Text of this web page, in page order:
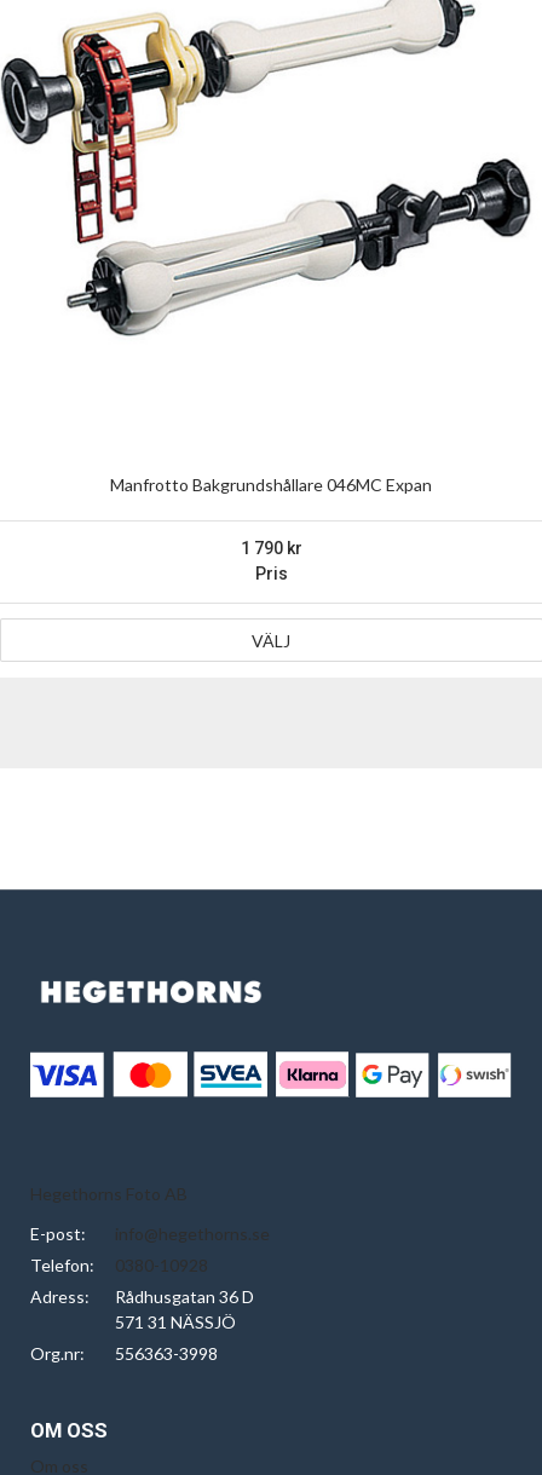
Manfrotto Bakgrundshållare 046MC Expan
Pris
1 790
VÄLJ
Hegethorns Foto AB
E-post:
info@hegethorns.se
Telefon:
0380-10928
Adress:
Rådhusgatan 36 D
571 31 NÄSSJÖ
Org.nr:
556363-3998
OM OSS
Om oss